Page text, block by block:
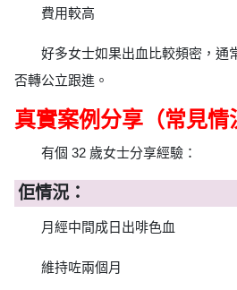
費用較高
好多女士如果出血比較頻密，通
否轉公立跟進。
真實案例分享（常見情
有個 32 歲女士分享經驗：
佢情況：
月經中間成日出啡色血
維持咗兩個月